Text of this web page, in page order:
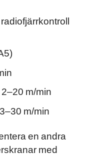
m/min
m/min
en andra
med